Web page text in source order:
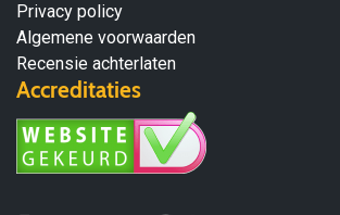
Privacy policy
Algemene voorwaarden
Recensie achterlaten
Accreditaties